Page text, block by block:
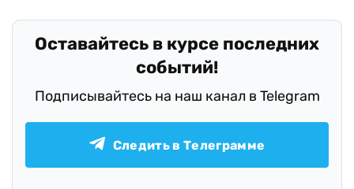
Оставайтесь в курсе последних
событий!
Подписывайтесь на наш канал в Telegram
Следить в Телеграмме